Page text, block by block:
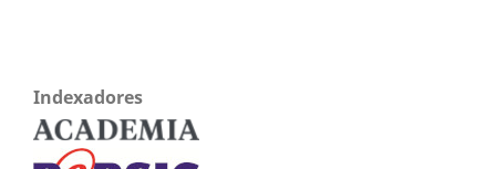
Indexadores